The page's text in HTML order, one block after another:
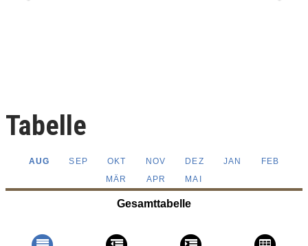
Tabelle
AUG SEP OKT NOV DEZ JAN
FEB
MÄR
APR MAI
Gesamttabelle